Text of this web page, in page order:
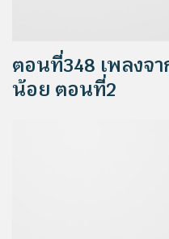
ตอนที่348 เพลงจ
น้อย ตอนที่2